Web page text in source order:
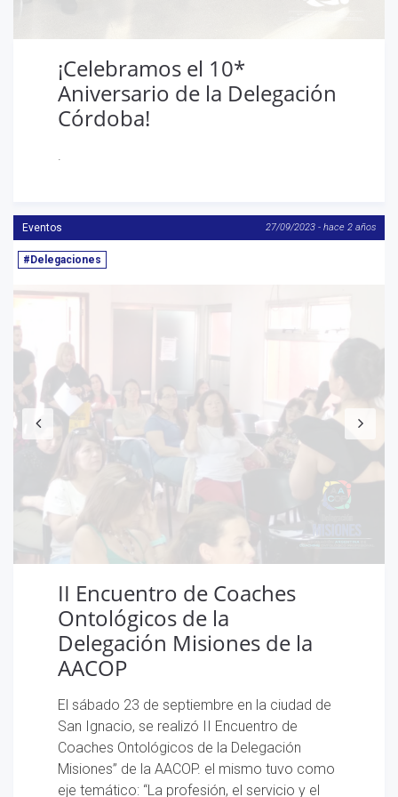
¡Celebramos el 10*
Aniversario de la Delegación
Córdoba!
.
Eventos 27/09/2023 - hace 2 años
#Delegaciones
Anterior
II Encuentro de Coaches
Ontológicos de la
Delegación Misiones de la
AACOP
El sábado 23 de septiembre en la ciudad de
San Ignacio, se realizó II Encuentro de
Coaches Ontológicos de la Delegación
Misiones” de la AACOP. el mismo tuvo como
eje temático: “La profesión, el servicio y el